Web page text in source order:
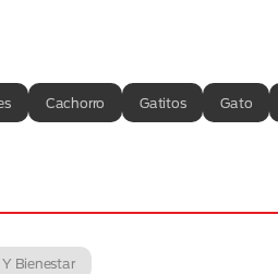
Cachorro Gatitos Gato
Bienestar